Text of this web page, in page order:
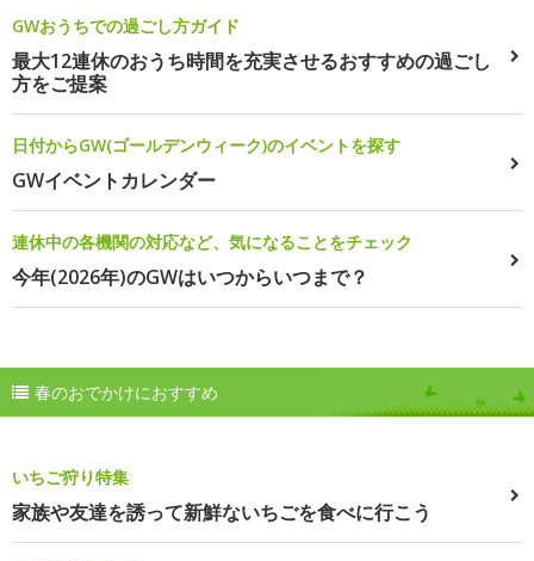
GWおうちでの過ごし方ガイド
最大12連休のおうち時間を充実させるおすすめの過ごし
方をご提案
日付からGW(ゴールデンウィーク)のイベントを探す
GWイベントカレンダー
連休中の各機関の対応など、気になることをチェック
今年(2026年)のGWはいつからいつまで？
春のおでかけにおすすめ
いちご狩り特集
家族や友達を誘って新鮮ないちごを食べに行こう